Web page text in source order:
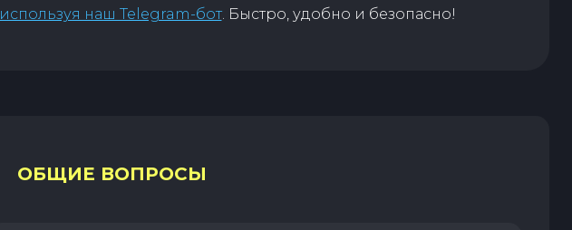
используя наш Telegram-бот. Быстро, удобно и безопасно!
ОБЩИЕ ВОПРОСЫ